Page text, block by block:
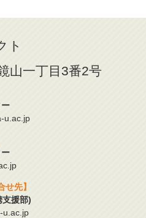
ト
山一丁目3番2号
u.ac.jp
せ先】
支援部)
u.ac.jp